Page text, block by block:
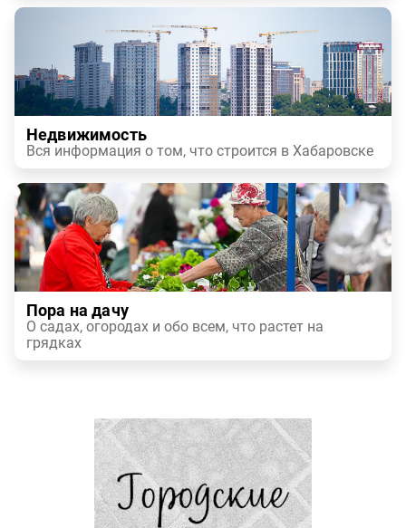
Недвижимость
Вся информация о том, что строится в Хабаровске
Пора на дачу
О садах, огородах и обо всем, что растет на
грядках